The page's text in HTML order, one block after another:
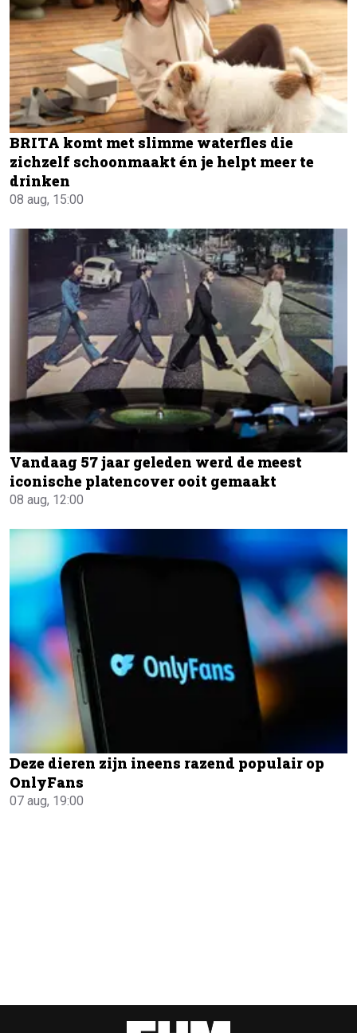
BRITA komt met slimme waterfles die
zichzelf schoonmaakt én je helpt meer te
drinken
08 aug, 15:00
Vandaag 57 jaar geleden werd de meest
iconische platencover ooit gemaakt
08 aug, 12:00
Deze dieren zijn ineens razend populair op
OnlyFans
07 aug, 19:00